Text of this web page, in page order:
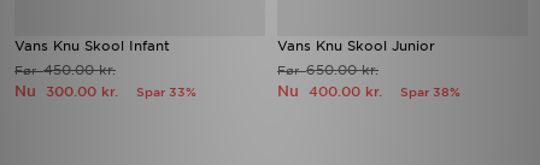
Vans Knu Skool Infant
Før450.00 kr.
Nu 300.00 kr. Spar 33%
Vans Knu Skool Junior
Før650.00 kr.
Nu 400.00 kr. Spar 38%